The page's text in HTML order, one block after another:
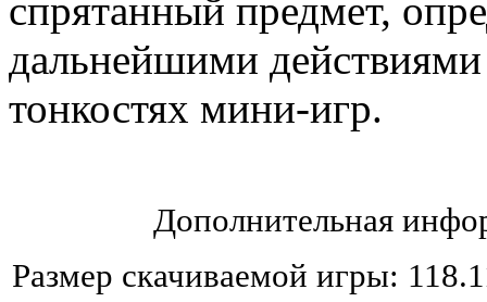
спрятанный предмет,
дальнейшими действиями
тонкостях мини-игр.
Дополнительная
Размер скачиваемой игры: